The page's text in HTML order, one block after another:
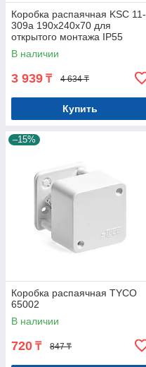
Коробка распаячная KSC 11-
309а 190х240х70 для
открытого монтажа IP55
В наличии
3 939 ₸ 4 634 ₸
Купить
–15%
Коробка распаячная TYCO
65002
В наличии
720 ₸ 847 ₸